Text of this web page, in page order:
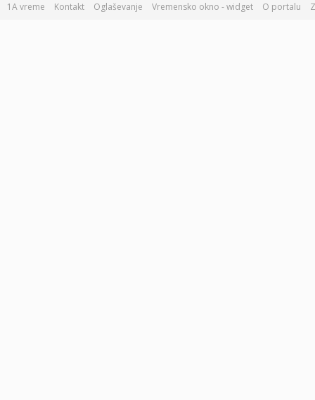
1A vreme Kontakt Oglaševanje Vremensko okno - widget O portalu